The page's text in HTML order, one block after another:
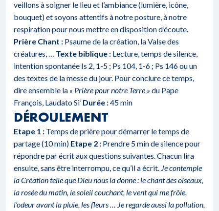
veillons à soigner le lieu et l’ambiance (lumière, icône,
bouquet) et soyons attentifs à notre posture, à notre
respiration pour nous mettre en disposition d’écoute.
Prière Chant : Psaume de la création, la Valse des
créatures, … Texte biblique : Lecture, temps de silence,
intention spontanée Is 2, 1-5 ; Ps 104, 1-6 ; Ps 146 ou un
des textes de la messe du jour. Pour conclure ce temps,
dire ensemble la « Prière pour notre Terre » du Pape
François, Laudato Si’ Durée :45 min
DÉROULEMENT
Etape 1 : Temps de prière pour démarrer le temps de
partage (10 min) Etape 2 : Prendre 5 min de silence pour
répondre par écrit aux questions suivantes. Chacun lira
ensuite, sans être interrompu, ce qu’il a écrit. Je contemple
la Création telle que Dieu nous la donne : le chant des oiseaux,
la rosée du matin, le soleil couchant, le vent qui me frôle,
l’odeur avant la pluie, les fleurs … Je regarde aussi la pollution,